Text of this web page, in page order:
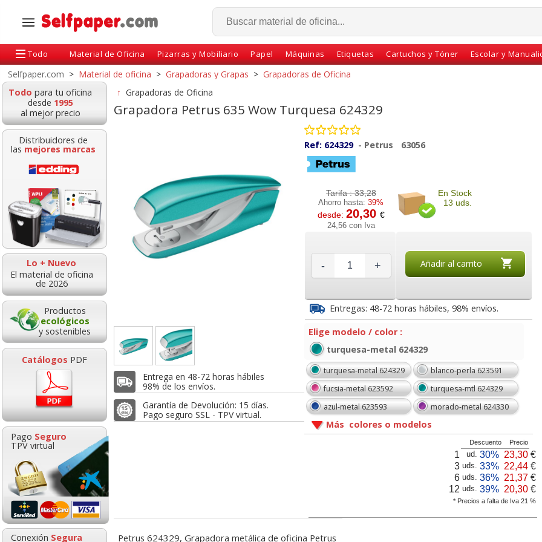
Todo Material de Oficina Pizarras y Mobiliario Papel Máquinas Etiquetas Cartuchos y Tóner Escolar y
Selfpaper.com > Material de oficina > Grapadoras y Grapas > Grapadoras de Oficina
Todo para tu oficina
desde 1995
al mejor precio
Distribuidores de
las mejores marcas
Lo + Nuevo
El material de oficina
de 2026
Productos
ecológicos
y sostenibles
Catálogos PDF
Pago Seguro
TPV virtual
Conexión Segura
↑ Grapadoras de Oficina
Grapadora Petrus 635 Wow Turquesa 624329
Entrega en 48-72 horas hábiles
98% de los envíos.
Garantía de Devolución: 15 días.
Pago seguro SSL - TPV virtual.
Ref: 624329 - Petrus 63056
Tarifa :33,28
Ahorro hasta:39%
desde: 20,30 €
24,56 con Iva
En Stock
13 uds.
- + Añadir al carrito
Entregas: 48-72 horas hábiles, 98% envíos.
Elige modelo / color :
turquesa-metal 624329
turquesa-metal 624329
blanco-perla 623591
fucsia-metal 623592
turquesa-mtl 624329
azul-metal 623593
morado-metal 624330
Más colores o modelos
* Precios a falta de Iva 21 %
Descuento Precio
1 ud. 30% 23,30 €
3 uds. 33% 22,44 €
6 uds. 36% 21,37 €
12 uds. 39% 20,30 €
Petrus 624329, Grapadora metálica de oficina Petrus
Petrus 635
Perla
623591
20,30 €
con Iva
Grapadora Petrus 210
tamaño compacto
azul-gris 25 hojas
Grapadora oficina
grapas 22/6 hasta 20
hojas, económica
Grapadora Petrus 226
Wow Rojo metalizado,
23,30 6,69
oficina
22/6 hasta 20
económica
3,65 €
con Iva
Grapadora Petrus 226
Wow Rojo metalizado,
desde:
Grapadora Petrus 635
tamaño compacto
azul-gris 25 hojas
desde:11,78 €
14,25 con Iva
moldeable maleable
para carboncillo o
0,89 14,89
Cartucho HP 304XL -
302XL Tricolor alta
capacidad deskjet